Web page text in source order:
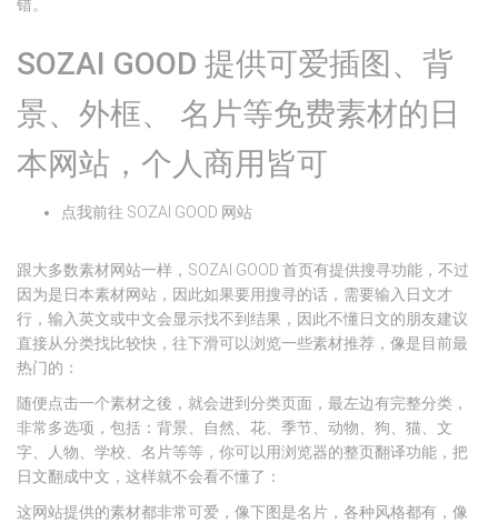
错。
SOZAI GOOD 提供可爱插图、背
景、外框、 名片等免费素材的日
本网站，个人商用皆可
点我前往 SOZAI GOOD 网站
跟大多数素材网站一样，SOZAI GOOD 首页有提供搜寻功能，不过
因为是日本素材网站，因此如果要用搜寻的话，需要输入日文才
行，输入英文或中文会显示找不到结果，因此不懂日文的朋友建议
直接从分类找比较快，往下滑可以浏览一些素材推荐，像是目前最
热门的：
随便点击一个素材之後，就会进到分类页面，最左边有完整分类，
非常多选项，包括：背景、自然、花、季节、动物、狗、猫、文
字、人物、学校、名片等等，你可以用浏览器的整页翻译功能，把
日文翻成中文，这样就不会看不懂了：
这网站提供的素材都非常可爱，像下图是名片，各种风格都有，像